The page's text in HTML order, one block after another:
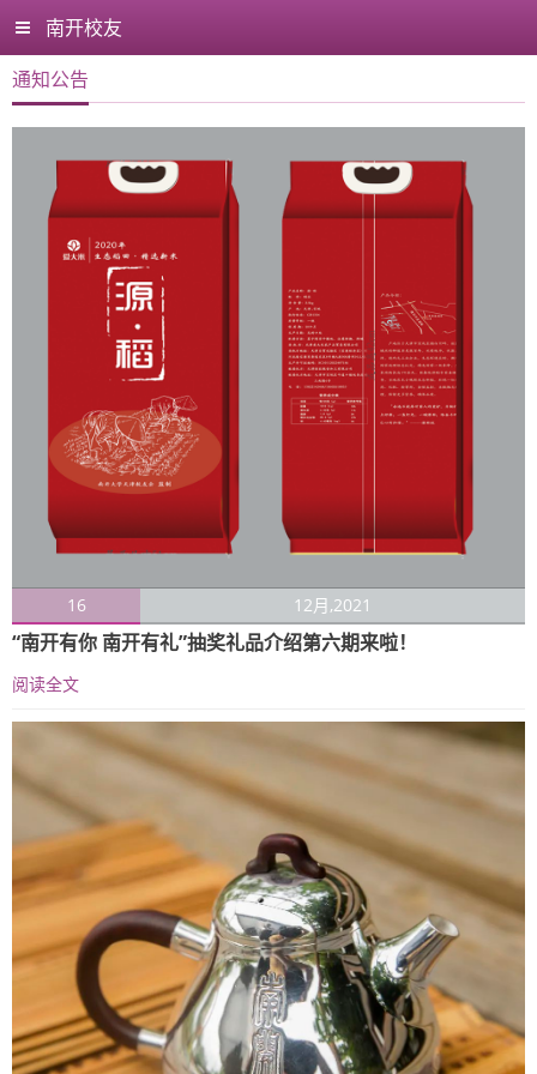
南开校友
通知公告
16 12月,2021
“南开有你 南开有礼”抽奖礼品介绍第六期来啦！
阅读全文